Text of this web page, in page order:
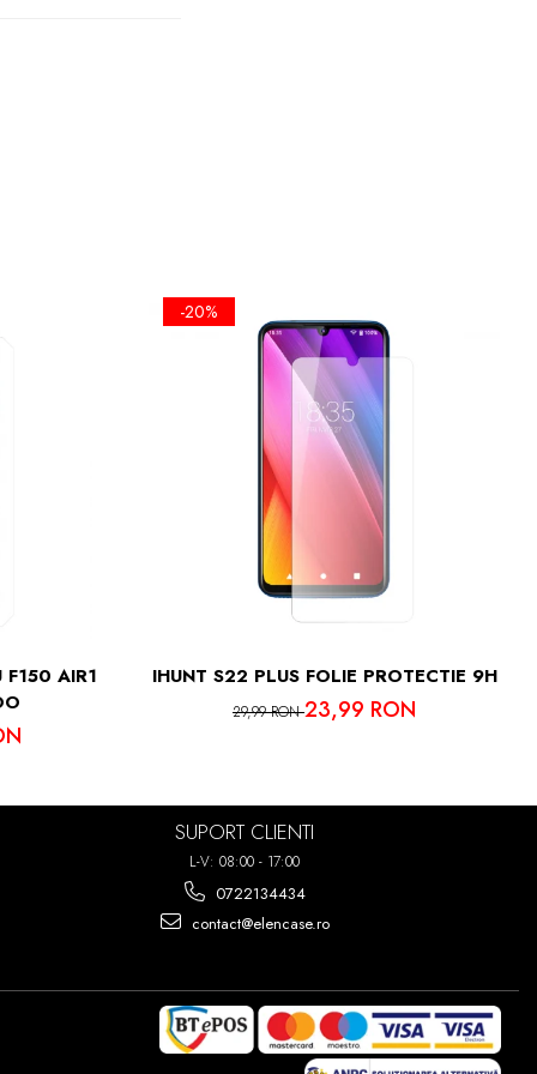
FOLOSI
UMET,
DE
PUTETI
7 ORI!
F150 AIR1
-20%
IHUNT S22 PLUS FOLIE PROTECTIE 9H
29,99 RON23,99 RON
SUPORT CLIENTI
L-V: 08:00 - 17:00
0722134434
contact@elencase.ro